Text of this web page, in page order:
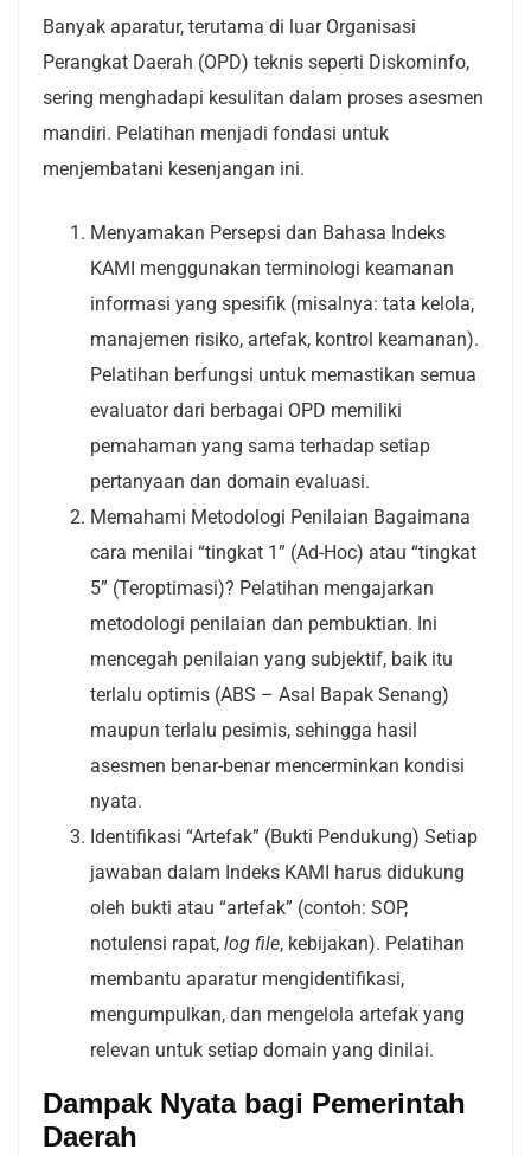
Banyak aparatur, terutama di luar Organisasi
Perangkat Daerah (OPD) teknis seperti Diskominfo,
sering menghadapi kesulitan dalam proses asesmen
mandiri. Pelatihan menjadi fondasi untuk
menjembatani kesenjangan ini.
Menyamakan Persepsi dan Bahasa Indeks
KAMI menggunakan terminologi keamanan
informasi yang spesifik (misalnya: tata kelola,
manajemen risiko, artefak, kontrol keamanan).
Pelatihan berfungsi untuk memastikan semua
evaluator dari berbagai OPD memiliki
pemahaman yang sama terhadap setiap
pertanyaan dan domain evaluasi.
Memahami Metodologi Penilaian Bagaimana
cara menilai “tingkat 1” (Ad-Hoc) atau “tingkat
5” (Teroptimasi)? Pelatihan mengajarkan
metodologi penilaian dan pembuktian. Ini
mencegah penilaian yang subjektif, baik itu
terlalu optimis (ABS – Asal Bapak Senang)
maupun terlalu pesimis, sehingga hasil
asesmen benar-benar mencerminkan kondisi
nyata.
Identifikasi “Artefak” (Bukti Pendukung) Setiap
jawaban dalam Indeks KAMI harus didukung
oleh bukti atau “artefak” (contoh: SOP,
notulensi rapat, log file, kebijakan). Pelatihan
membantu aparatur mengidentifikasi,
mengumpulkan, dan mengelola artefak yang
relevan untuk setiap domain yang dinilai.
Dampak Nyata bagi Pemerintah
Daerah